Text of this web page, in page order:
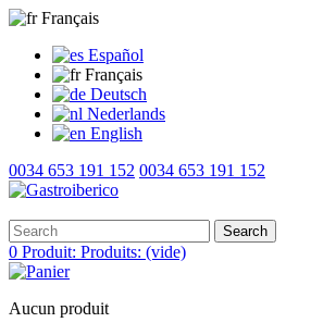
Français
Español
Français
Deutsch
Nederlands
English
0034 653 191 152 0034 653 191 152
Search
0 Produit: Produits: (vide)
Aucun produit